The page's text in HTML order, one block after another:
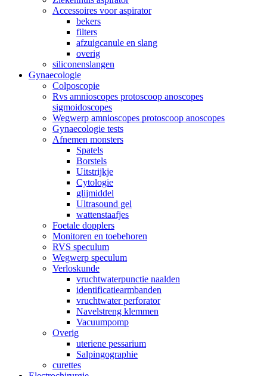
Accessoires voor aspirator
bekers
filters
afzuigcanule en slang
overig
siliconenslangen
Gynaecologie
Colposcopie
Rvs amnioscopes protoscoop anoscopes
sigmoidoscopes
Wegwerp amnioscopes protoscoop anoscopes
Gynaecologie tests
Afnemen monsters
Spatels
Borstels
Uitstrijkje
Cytologie
glijmiddel
Ultrasound gel
wattenstaafjes
Foetale dopplers
Monitoren en toebehoren
RVS speculum
Wegwerp speculum
Verloskunde
vruchtwaterpunctie naalden
identificatiearmbanden
vruchtwater perforator
Navelstreng klemmen
Vacuumpomp
Overig
uteriene pessarium
Salpingographie
curettes